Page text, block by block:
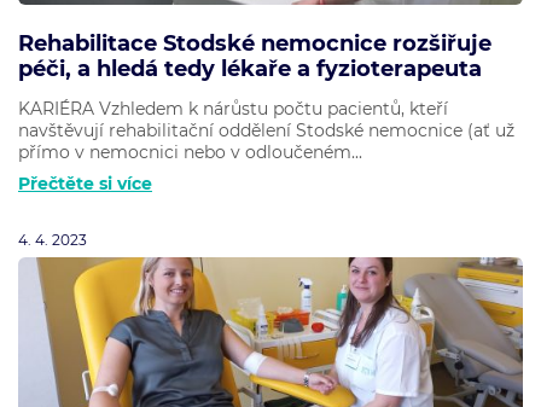
Rehabilitace Stodské nemocnice rozšiřuje
péči, a hledá tedy lékaře a fyzioterapeuta
KARIÉRA Vzhledem k nárůstu počtu pacientů, kteří
navštěvují rehabilitační oddělení Stodské nemocnice (ať už
přímo v nemocnici nebo v odloučeném...
Přečtěte si více
4. 4. 2023